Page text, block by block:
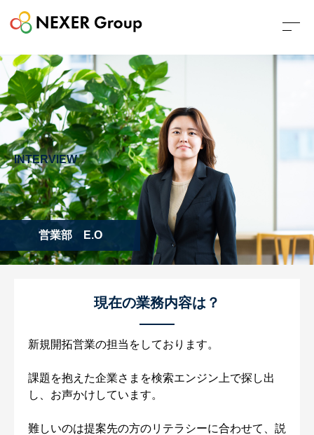
INTERVIEW
営業部 E.O
現在の業務内容は？
新規開拓営業の担当をしております。
課題を抱えた企業さまを検索エンジン上で探し出
し、お声かけしています。
難しいのは提案先の方のリテラシーに合わせて、説